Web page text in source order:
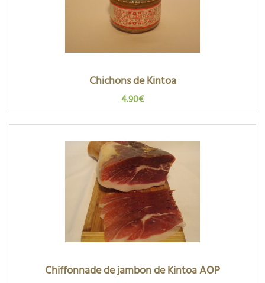
Chichons de Kintoa
4.90€
Chiffonnade de jambon de Kintoa AOP